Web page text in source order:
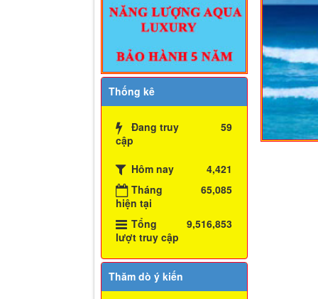
Thống kê
Đang truy
cập
59
Hôm nay
4,421
Tháng
hiện tại
65,085
Tổng
lượt truy cập
9,516,853
Thăm dò ý kiến